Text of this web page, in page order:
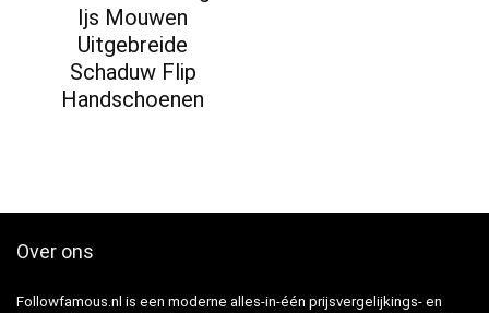
Ijs Mouwen
Uitgebreide
Schaduw Flip
Handschoenen
Over ons
Followfamous.nl is een moderne alles-in-één prijsvergelijkings- en